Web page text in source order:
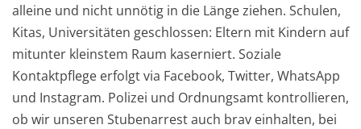
alleine und nicht unnötig in die Länge ziehen. Schulen,
Kitas, Universitäten geschlossen: Eltern mit Kindern auf
mitunter kleinstem Raum kaserniert. Soziale
Kontaktpflege erfolgt via Facebook, Twitter, WhatsApp
und Instagram. Polizei und Ordnungsamt kontrollieren,
ob wir unseren Stubenarrest auch brav einhalten, bei